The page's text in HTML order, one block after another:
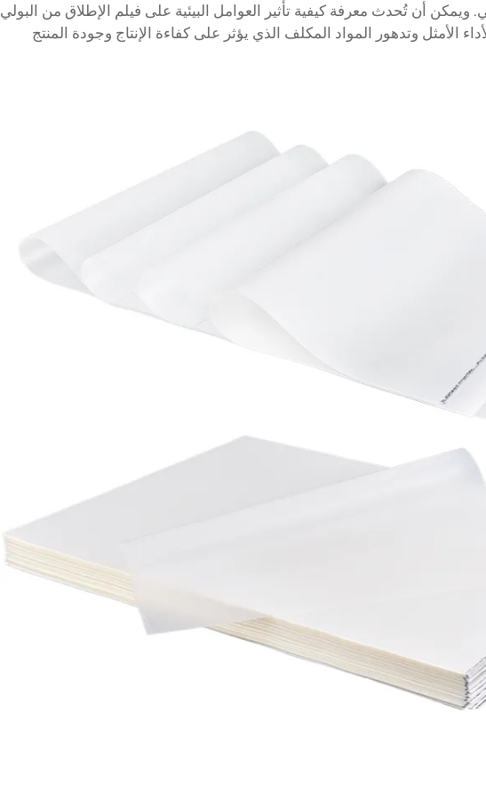
ويمكن أن تُحدث معرفة كيفية تأثير العوامل البيئية على فيلم الإطلاق من البولي
الأمثل وتدهور المواد المكلف الذي يؤثر على كفاءة الإنتاج وجودة المنتج